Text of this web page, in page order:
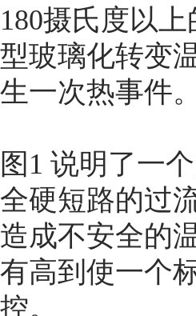
180摄氏度以
型玻璃化转变
生一次热事件。
图1 说明了一
全硬短路的过
造成不安全的
有高到使一个
控。